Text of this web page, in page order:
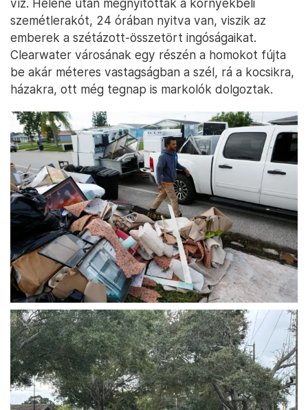
víz. Helene után megnyitották a környékbeli
szemétlerakót, 24 órában nyitva van, viszik az
emberek a szétázott-összetört ingóságaikat.
Clearwater városának egy részén a homokot fújta
be akár méteres vastagságban a szél, rá a kocsikra,
házakra, ott még tegnap is markolók dolgoztak.